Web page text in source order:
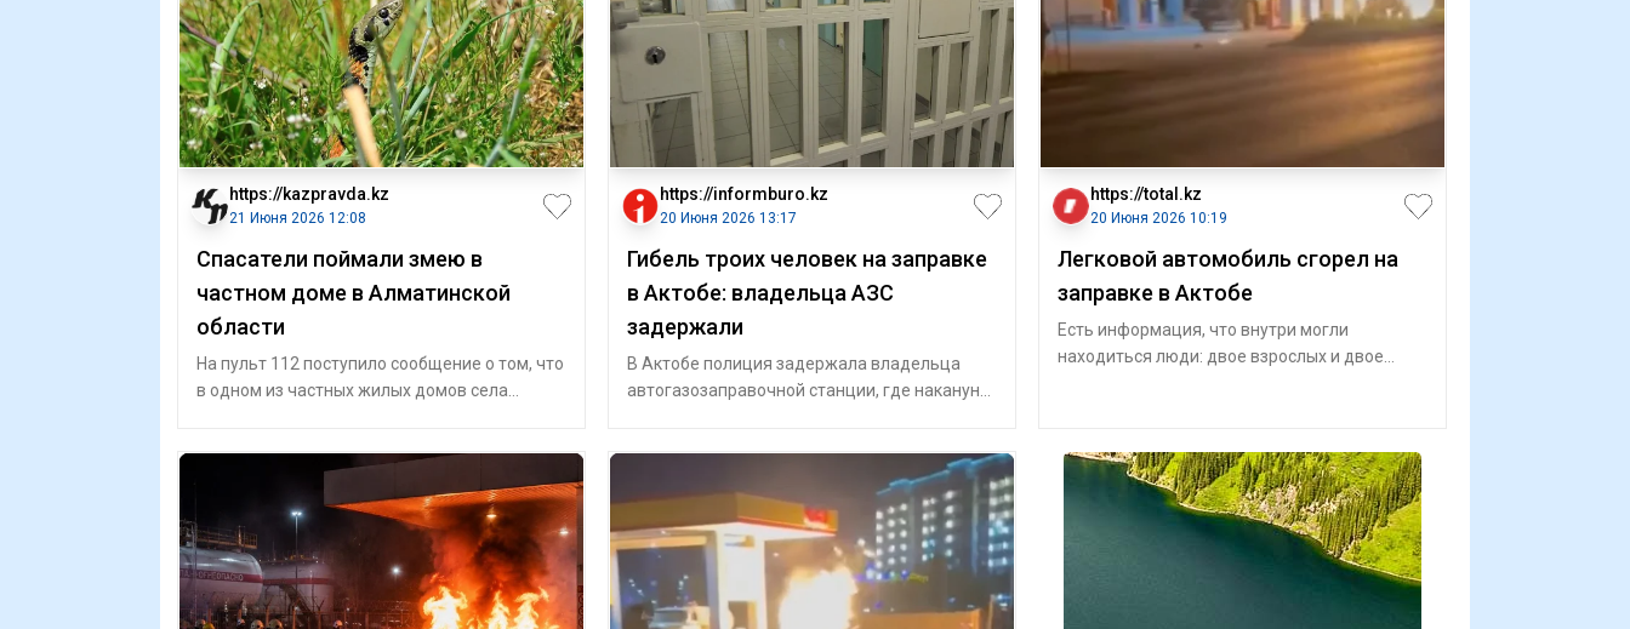
https://kazpravda.kz
21 Июня 2026 12:08
Спасатели поймали змею в
частном доме в Алматинской
области
На пульт 112 поступило сообщение о том, что
в одном из частных жилых домов села
https://informburo.kz
20 Июня 2026 13:17
Гибель троих человек на заправке
в Актобе: владельца АЗС
задержали
В Актобе полиция задержала владельца
автогазозаправочной станции, где накануне
https://total.kz
20 Июня 2026 10:19
Легковой автомобиль сгорел на
заправке в Актобе
Есть информация, что внутри могли
находиться люди: двое взрослых и двое